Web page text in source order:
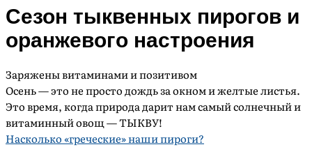
Сезон тыквенных пирогов и
оранжевого настроения
Заряжены витаминами и позитивом
Осень — это не просто дождь за окном и желтые листья.
Это время, когда природа дарит нам самый солнечный и
витаминный овощ — ТЫКВУ!
Насколько «греческие» наши пироги?